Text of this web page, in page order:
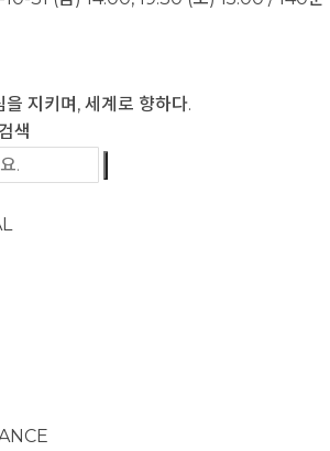
을 지키며, 세계로 향하다.
색